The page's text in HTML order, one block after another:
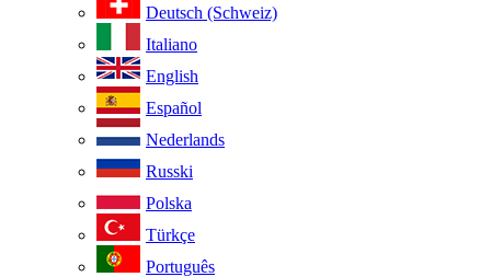
Deutsch (Schweiz)
Italiano
English
Español
Nederlands
Russki
Polska
Türkçe
Português